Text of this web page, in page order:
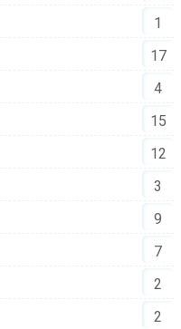
1
17
4
15
12
3
9
7
2
2